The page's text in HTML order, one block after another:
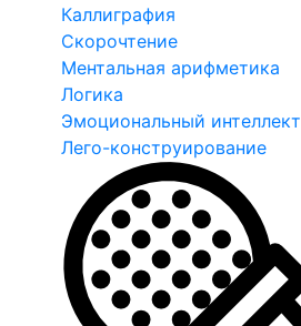
Каллиграфия
Скорочтение
Ментальная арифметика
Логика
Эмоциональный интеллект
Лего-конструирование